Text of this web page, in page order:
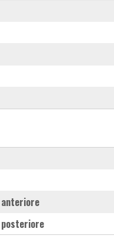
anteriore
posteriore